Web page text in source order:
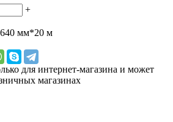
+
мм*20 м
для интернет-магазина и может
магазинах